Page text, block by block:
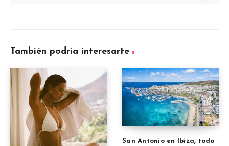
También podría interesarte
San Antonio en Ibiza, todo